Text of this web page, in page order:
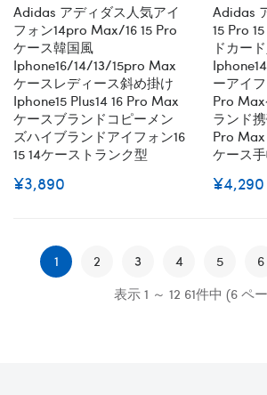
Adidas アディダス人気アイ
フォン14pro Max/16 15 Pro
ケース韓国風
Iphone16/14/13/15pro Max
ケースレディース斜め掛け
Iphone15 Plus14 16 Pro Max
ケースブランドコピーメン
ズハイブランドアイフォン16
15 14ケーストランク型
¥3,890
Adidas
15 Pro
ドカー
ーアイ
Pro
ランド
Pro
ケース
¥4,290
1 2 3 4 5 6
表示 1 ～ 12 61件中 (6 ペ